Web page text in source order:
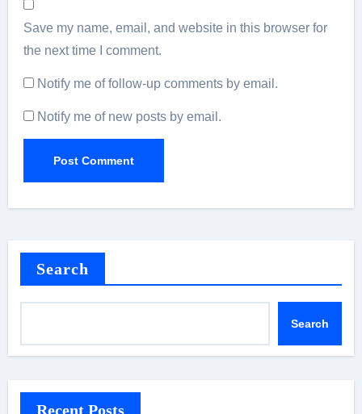
Save my name, email, and website in this browser for
the next time I comment.
Notify me of follow-up comments by email.
Notify me of new posts by email.
Search
Search
Recent Posts